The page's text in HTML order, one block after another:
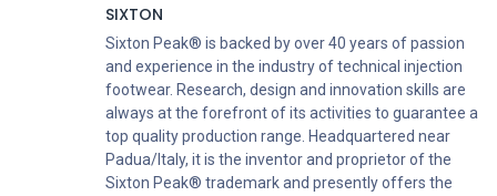
SIXTON
Sixton Peak® is backed by over 40 years of passion
and experience in the industry of technical injection
footwear. Research, design and innovation skills are
always at the forefront of its activities to guarantee a
top quality production range. Headquartered near
Padua/Italy, it is the inventor and proprietor of the
Sixton Peak® trademark and presently offers the